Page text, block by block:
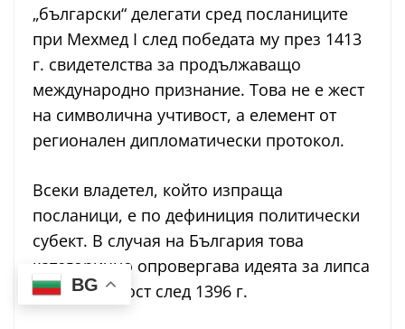
„български“ делегати сред посланиците
при Мехмед I след победата му през 1413
г. свидетелства за продължаващо
международно признание. Това не е жест
на символична учтивост, а елемент от
регионален дипломатически протокол.
Всеки владетел, който изпраща
посланици, е по дефиниция политически
субект. В случая на България това
категорично опровергава идеята за липса
на държавност след 1396 г.
BG